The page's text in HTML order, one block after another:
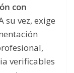
con
su vez, exige
verificables